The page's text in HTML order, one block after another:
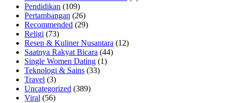
Pendidikan (109)
Pertambangan (26)
Recommended (29)
Religi (73)
Resep & Kuliner Nusantara (12)
Saatnya Rakyat Bicara (44)
Single Women Dating (1)
Teknologi & Sains (33)
Travel (3)
Uncategorized (389)
Viral (56)